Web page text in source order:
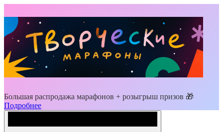
Большая распродажа марафонов + розыгрыш призов 🎁
Подробнее